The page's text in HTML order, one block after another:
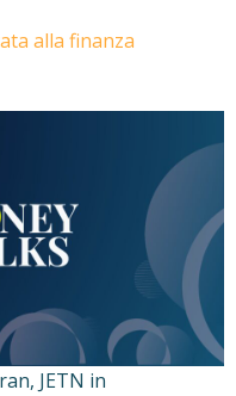
alla finanza
JETN in